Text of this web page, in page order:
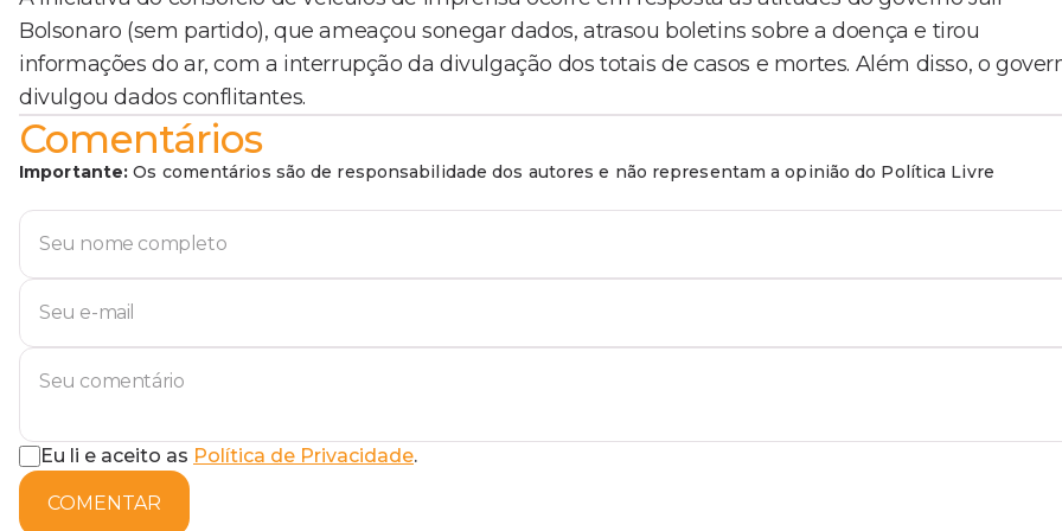
Bolsonaro (sem partido), que ameaçou sonegar dados, atrasou boletins sobre a doença e tirou
informações do ar, com a interrupção da divulgação dos totais de casos e mortes. Além disso, o
divulgou dados conflitantes.
Comentários
Importante: Os comentários são de responsabilidade dos autores e não representam a opinião do Política Livre
Eu li e aceito as Política de Privacidade.
COMENTAR